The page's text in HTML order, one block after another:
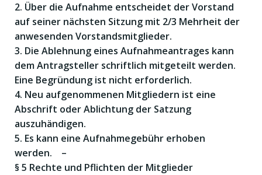
2. Über die Aufnahme entscheidet der Vorstand
auf seiner nächsten Sitzung mit 2/3 Mehrheit der
anwesenden Vorstandsmitglieder.
3. Die Ablehnung eines Aufnahmeantrages kann
dem Antragsteller schriftlich mitgeteilt werden.
Eine Begründung ist nicht erforderlich.
4. Neu aufgenommenen Mitgliedern ist eine
Abschrift oder Ablichtung der Satzung
auszuhändigen.
5. Es kann eine Aufnahmegebühr erhoben
werden. –
§ 5 Rechte und Pflichten der Mitglieder